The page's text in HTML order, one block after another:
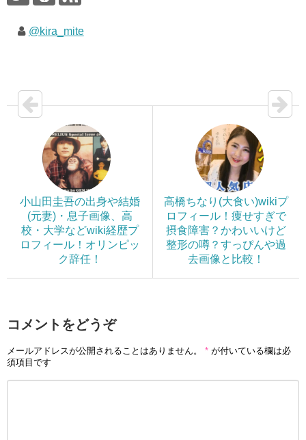
@kira_mite
小山田圭吾の出身や結婚
(元妻)・息子画像、高
校・大学などwiki経歴プ
ロフィール！オリンピッ
ク辞任！
高橋ちなり(大食い)wikiプ
ロフィール！痩せすぎで
摂食障害？かわいいけど
整形の噂？すっぴんや過
去画像と比較！
コメントをどうぞ
メールアドレスが公開されることはありません。 * が付いている欄は必
須項目です